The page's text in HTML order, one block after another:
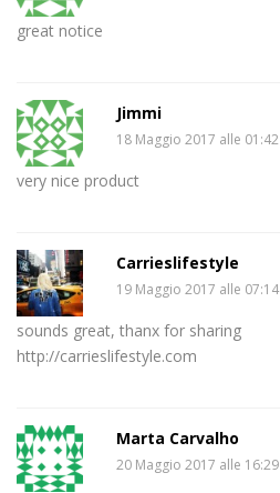
great notice
Jimmi
18 Maggio 2017 alle 01:42
very nice product
Carrieslifestyle
19 Maggio 2017 alle 07:14
sounds great, thanx for sharing
http://carrieslifestyle.com
Marta Carvalho
20 Maggio 2017 alle 16:29